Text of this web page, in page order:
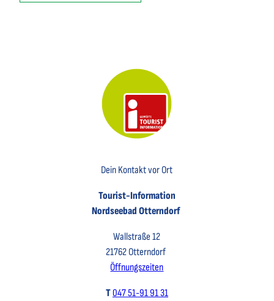
Dein Kontakt vor Ort
Tourist-Information
Nordseebad Otterndorf
Wallstraße 12
21762 Otterndorf
Öffnungszeiten
T047 51-91 91 31